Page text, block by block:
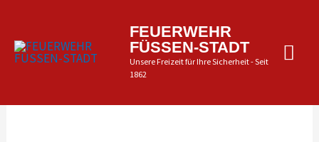
springen
FEUERWEHR
FÜSSEN-STADT
Unsere Freizeit für Ihre Sicherheit - Seit
1862